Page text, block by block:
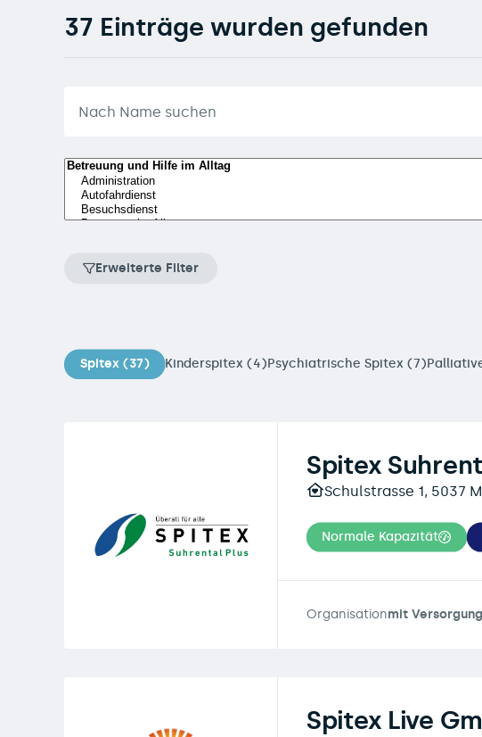
37 Einträge wurden gefunden
Erweiterte Filter
Spitex (37) Kinderspitex (4)Psychiatrische Spitex (7)
Spitex
Schulstrasse 1, 5037
Normale Kapazität
Organisationmit
Spitex Live